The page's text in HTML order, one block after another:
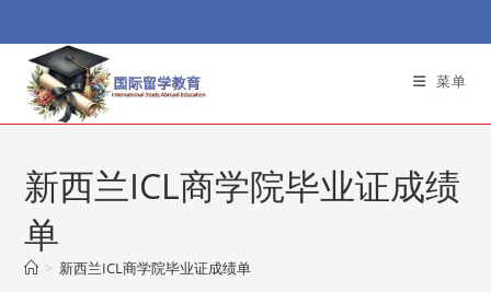
to
content
菜单
新西兰ICL商学院毕业证成绩
单
> 新西兰ICL商学院毕业证成绩单